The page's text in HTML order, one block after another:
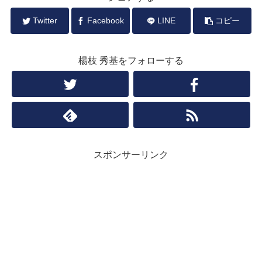
Twitter Facebook LINE コピー
楊枝 秀基をフォローする
スポンサーリンク